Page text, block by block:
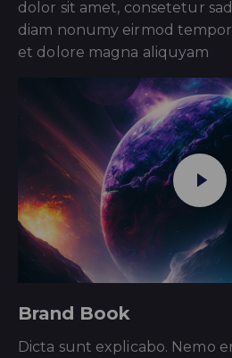
dolor sit amet, consetetur
diam nonumy eirmod
et dolore magna aliquyam
Brand Book
Dicta sunt explicabo. Nemo